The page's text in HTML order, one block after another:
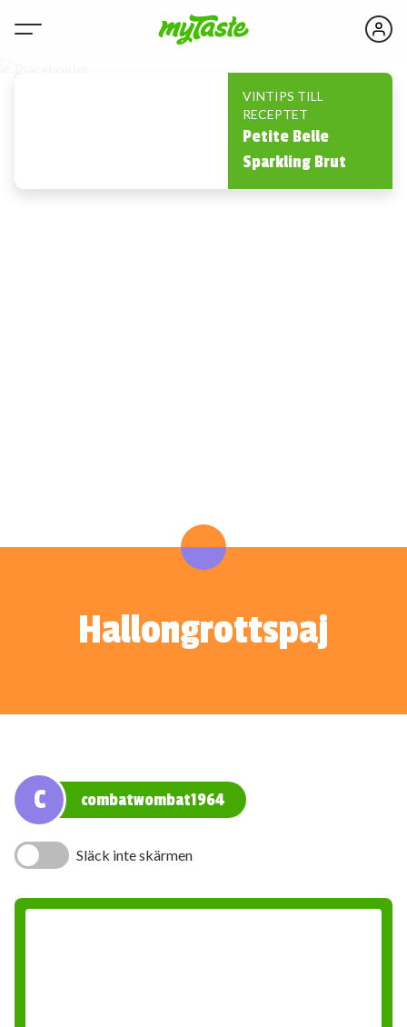
VINTIPS TILL
RECEPTET
Petite Belle
Sparkling Brut
Hallongrottspaj
C combatwombat1964
Släck inte skärmen